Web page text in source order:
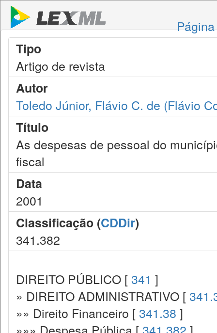
Tipo
Artigo de revista
Autor
Toledo Júnior, Flávio C. de (Flávio
Título
As despesas de pessoal do
fiscal
Data
2001
Classificação (CDDir)
341.382
DIREITO PÚBLICO [ 341 ]
» DIREITO ADMINISTRATIVO [
»» Direito Financeiro [ 341.38 ]